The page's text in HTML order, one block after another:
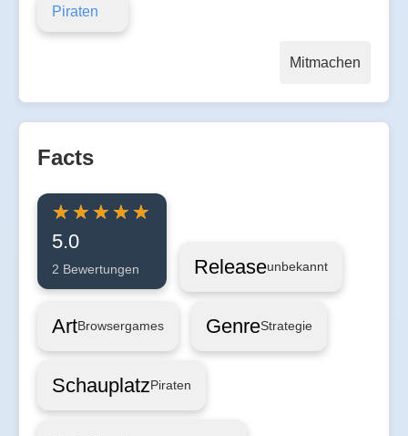
Piraten
Mitmachen
Facts
5.0
2 Bewertungen Releaseunbekannt
ArtBrowsergames GenreStrategie
SchauplatzPiraten